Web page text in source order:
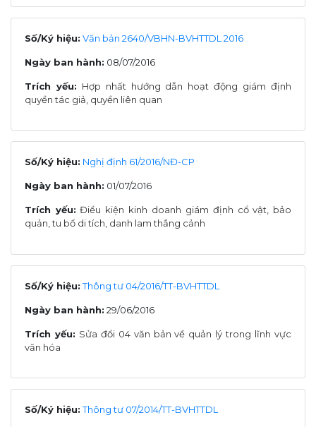
Số/Ký hiệu: Văn bản 2640/VBHN-BVHTTDL 2016
Ngày ban hành: 08/07/2016
Trích yếu: Hợp nhất hướng dẫn hoạt động giám định
quyền tác giả, quyền liên quan
Số/Ký hiệu: Nghị định 61/2016/NĐ-CP
Ngày ban hành: 01/07/2016
Trích yếu: Điều kiện kinh doanh giám định cổ vật, bảo
quản, tu bổ di tích, danh lam thắng cảnh
Số/Ký hiệu: Thông tư 04/2016/TT-BVHTTDL
Ngày ban hành: 29/06/2016
Trích yếu: Sửa đổi 04 văn bản về quản lý trong lĩnh vực
văn hóa
Số/Ký hiệu: Thông tư 07/2014/TT-BVHTTDL